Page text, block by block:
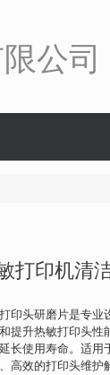
公司
打印机清
印头研磨片是专业
提升热敏打印头性
长使用寿命。适用
高效的打印头维护